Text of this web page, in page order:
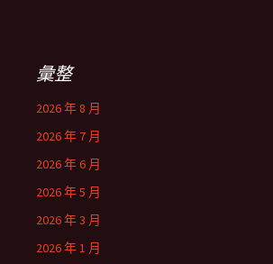
彙整
2026 年 8 月
2026 年 7 月
2026 年 6 月
2026 年 5 月
2026 年 3 月
2026 年 1 月